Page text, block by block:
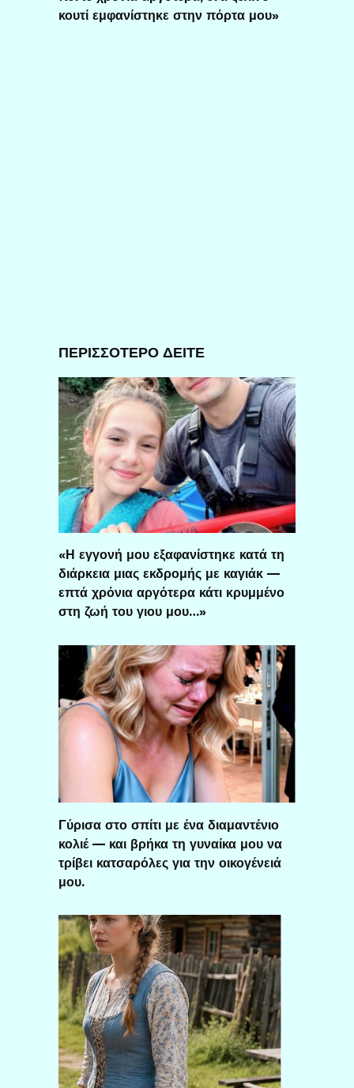
κουτί εμφανίστηκε στην πόρτα μου»
ΠΕΡΙΣΣΟΤΕΡΟ ΔΕΙΤΕ
«Η εγγονή μου εξαφανίστηκε κατά τη
διάρκεια μιας εκδρομής με καγιάκ —
επτά χρόνια αργότερα κάτι κρυμμένο
στη ζωή του γιου μου…»
Γύρισα στο σπίτι με ένα διαμαντένιο
κολιέ — και βρήκα τη γυναίκα μου να
τρίβει κατσαρόλες για την οικογένειά
μου.